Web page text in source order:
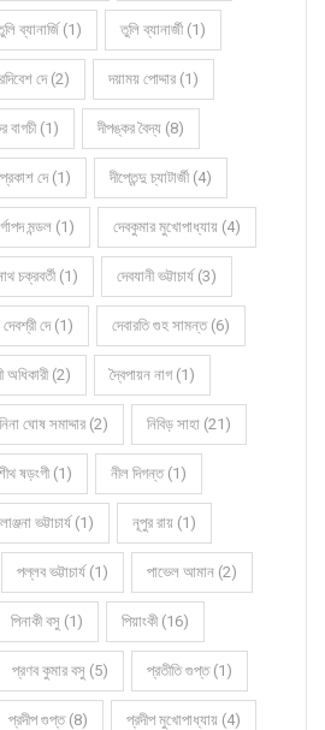
ব্যানার্জি (1) তুলি ব্যানার্জী (1)
দে (2) দয়াময় পোদ্দার (1)
বাগচী (1) দীপঙ্কর বৈদ্য (8)
দে (1) দীপ্তেন্দু চ্যাটার্জী (4)
মন্ডল (1) দেবকুমার মুখোপাধ্যায় (4)
চক্রবর্তী (1) দেবযানী ভট্টাচার্য (3)
দেবশ্রী দে (1) দেবারতি গুহ সামন্ত (6)
অধিকারী (2) দ্বৈপায়ন নাগ (1)
নিনা ঘোষ সমাদ্দার (2) নিবিড় সাহা (21)
ষড়ংগী (1) নীল দিগন্ত (1)
ভট্টাচার্য (1) নূপুর রায় (1)
পল্লব ভট্টাচার্য (1) পাভেল আমান (2)
পিনাকী বসু (1) পিয়াংকী (16)
প্রণব কুমার বসু (5) প্রতীতি গুপ্ত (1)
প্রদীপ গুপ্ত (8) প্রদীপ মুখোপাধ্যায় (4)